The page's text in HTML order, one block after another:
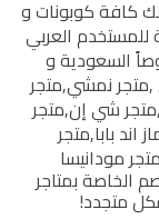
كافة كوبونات و
للمستخدم العربي
السعودية و
,متجر نمشي,متجر
,متجر شي إن,متجر
اند بابا,متجر
متجر مودانيسا
الخاصة بمتاجر
متجدد!